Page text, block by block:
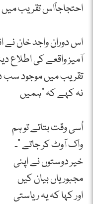
احتجاجاًاس تقریب میں
اس دوران واجد خان نے
آمیز واقعے کی اطلاع
تقریب میں موجود سب
نہ کہے کہ ”ہمیں
اُسی وقت بتاتے تو ہم
واک آوٹ کر جاتے “۔
خیر دوستوں نے اپنی
مجبوریاں بیان کیں
اور کہا کہ یہ ریاستی